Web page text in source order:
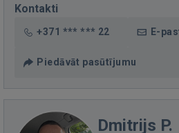
Kontakti
+371 *** *** 22 E-
Piedāvāt pasūtījumu
Dmitrijs P.